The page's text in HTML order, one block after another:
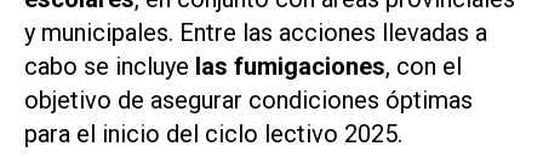
y municipales. Entre las acciones llevadas a
cabo se incluye las fumigaciones, con el
objetivo de asegurar condiciones óptimas
para el inicio del ciclo lectivo 2025.